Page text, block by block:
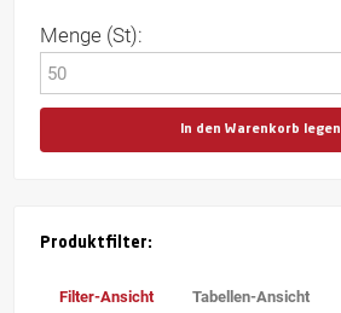
Menge (St):
In den Warenkorb legen
Produktfilter:
Filter-Ansicht Tabellen-Ansicht